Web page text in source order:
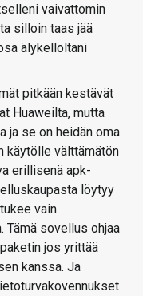
vaivattomin
silloin taas jää
älykelloltani
pitkään kestävät
Huaweilta, mutta
ja se on heidän oma
käytölle välttämätön
erillisenä apk-
löytyy
vain
Tämä sovellus ohjaa
jos yrittää
kanssa. Ja